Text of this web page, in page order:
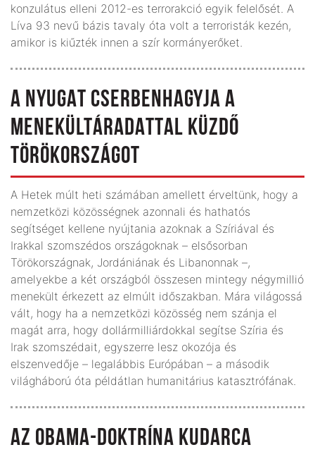
konzulátus elleni 2012-es terrorakció egyik felelősét. A
Líva 93 nevű bázis tavaly óta volt a terroristák kezén,
amikor is kiűzték innen a szír kormányerőket.
A NYUGAT CSERBENHAGYJA A
MENEKÜLTÁRADATTAL KÜZDŐ
TÖRÖKORSZÁGOT
A Hetek múlt heti számában amellett érveltünk, hogy a
nemzetközi közösségnek azonnali és hathatós
segítséget kellene nyújtania azoknak a Szíriával és
Irakkal szomszédos országoknak – elsősorban
Törökország­nak, Jordániának és Libanonnak –,
amelyekbe a két országból összesen mintegy négymillió
menekült érkezett az elmúlt időszakban. Mára vilá­gossá
vált, hogy ha a nemzetközi közösség nem szánja el
magát arra, hogy dollármilliárdokkal segítse Szíria és
Irak szomszédait, egyszerre lesz okozója és
elszenvedője – legalábbis Európában – a második
világháború óta példátlan humanitárius katasztrófának.
AZ OBAMA-DOKTRÍNA KUDARCA